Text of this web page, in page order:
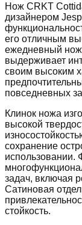
Нож CRKT
дизайнером
его отличным
ежедневный
выдерживает
своим высоким
повседневных
Клинок ножа
высокой
сохранение
использовании.
задач, включая
Сатиновая
стойкость.